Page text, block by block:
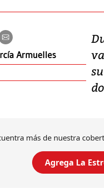
Armuelles
más de nuestra
Agrega La